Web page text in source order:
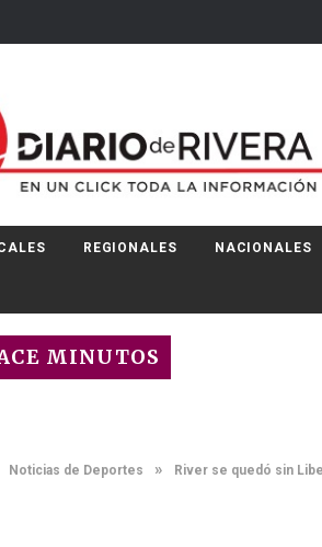
REGIONALES NACIONALES
MINUTOS
Noticias de Deportes » River se quedó sin